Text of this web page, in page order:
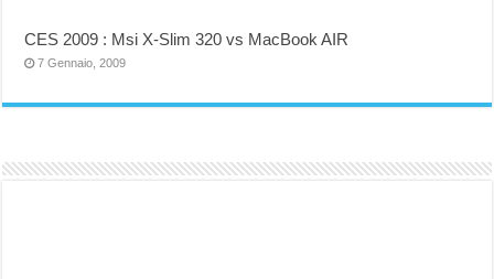
CES 2009 : Msi X-Slim 320 vs MacBook AIR
7 Gennaio, 2009